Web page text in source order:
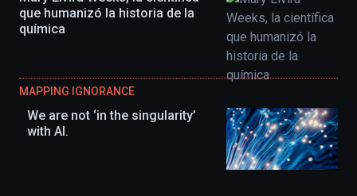
que humanizó la historia de la
química
MAPPING IGNORANCE
We are not ‘in the singularity’
with AI.